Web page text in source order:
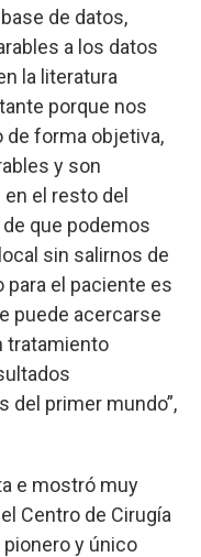
de datos,
a los datos
la literatura
porque nos
de forma objetiva,
y son
el resto del
que podemos
sin salirnos de
para el paciente es
puede acercarse
tratamiento
del primer mundo”,
e mostró muy
Centro de Cirugía
y único